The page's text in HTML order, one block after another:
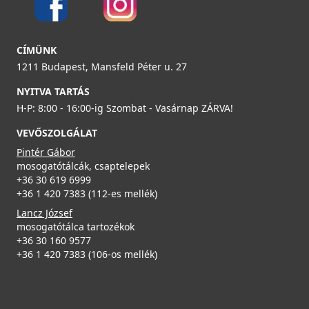
MGKCLO59
ELLECI - Csaptelep Trail G59 antracit
ELLECI - ACI01307 Edényszárító kosár fém univerzális -
Kifutó termék!
ACI01307
Részletek
CÍMÜNK
1211 Budapest, Mansfeld Péter u. 27
NYITVA TARTÁS
H-P: 8:00 - 16:00-ig Szombat - Vasárnap ZÁRVA!
VEVŐSZOLGÁLAT
Pintér Gábor
mosogatótálcák, csaptelepek
+36 30 619 6999
+36 1 420 7383 (112-es mellék)
Lancz József
mosogatótálca tartozékok
+36 30 160 9577
+36 1 420 7383 (106-os mellék)